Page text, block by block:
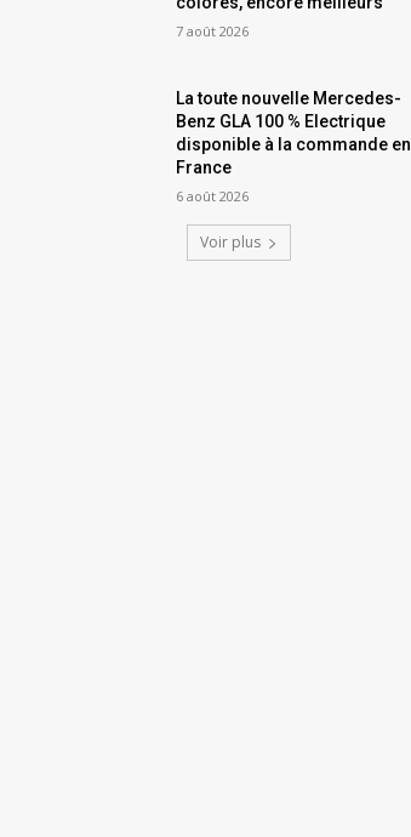
7 août 2026
La toute nouvelle Mercedes-
Benz GLA 100 % Electrique
disponible à la commande en
France
6 août 2026
Voir plus